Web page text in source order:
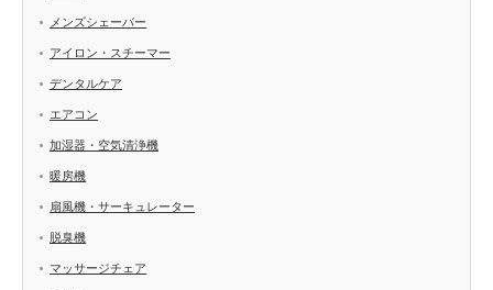
メンズシェーバー
アイロン・スチーマー
デンタルケア
エアコン
加湿器・空気清浄機
暖房機
扇風機・サーキュレーター
脱臭機
マッサージチェア